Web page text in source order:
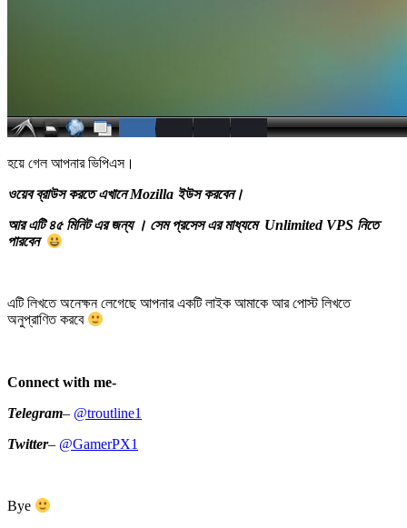
হয়ে গেল আপনার ভিপিএস।
ওয়েব ব্রাউস করতে এখানে Mozilla ইউস করবেন।
আর এটি ৪৫ মিনিট এর জন্য । সেম প্রসেস এর মাধ্যমে Unlimited VPS নিতে
পারবেন
এটি লিখতে অনেক্ষন লেগেছে আপনার একটি লাইক আমাকে আর পোস্ট লিখতে
অনুপ্রাণিত করবে
Connect with me-
Telegram– @troutline1
Twitter– @GamerPX1
Bye